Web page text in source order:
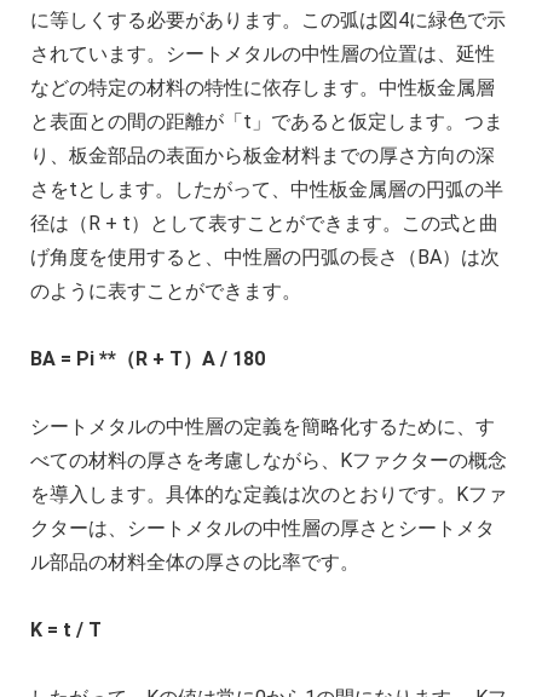
に等しくする必要があります。この弧は図4に緑色で示
されています。シートメタルの中性層の位置は、延性
などの特定の材料の特性に依存します。中性板金属層
と表面との間の距離が「t」であると仮定します。つま
り、板金部品の表面から板金材料までの厚さ方向の深
さをtとします。したがって、中性板金属層の円弧の半
径は（R + t）として表すことができます。この式と曲
げ角度を使用すると、中性層の円弧の長さ（BA）は次
のように表すことができます。
BA = Pi **（R + T）A / 180
シートメタルの中性層の定義を簡略化するために、す
べての材料の厚さを考慮しながら、Kファクターの概念
を導入します。具体的な定義は次のとおりです。Kファ
クターは、シートメタルの中性層の厚さとシートメタ
ル部品の材料全体の厚さの比率です。
K = t / T